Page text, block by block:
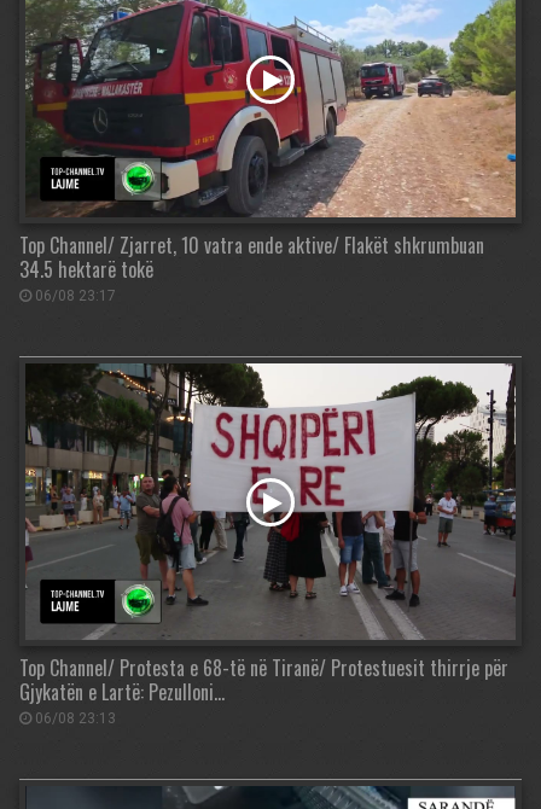
Top Channel/ Zjarret, 10 vatra ende aktive/ Flakët shkrumbuan
34.5 hektarë tokë
06/08 23:17
Top Channel/ Protesta e 68-të në Tiranë/ Protestuesit thirrje për
Gjykatën e Lartë: Pezulloni…
06/08 23:13